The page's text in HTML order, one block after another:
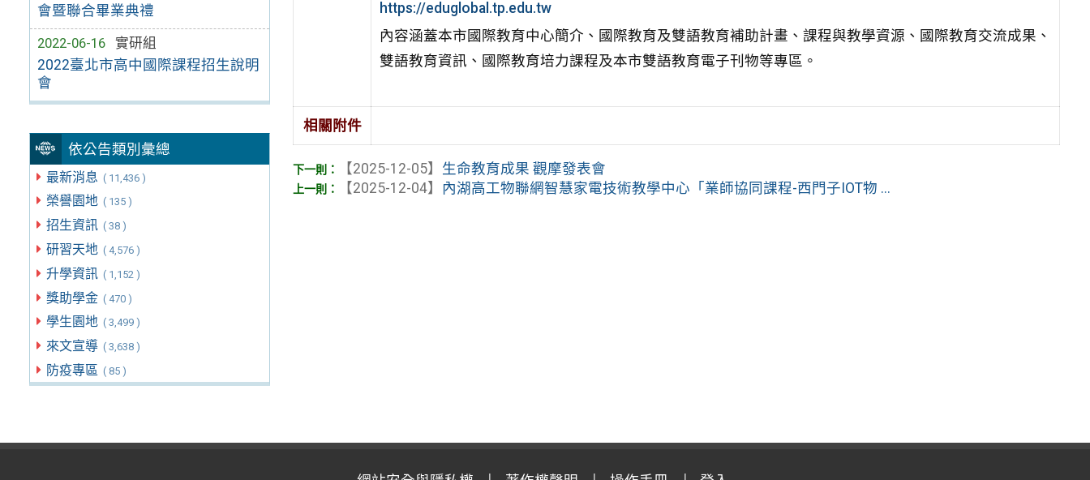
會暨聯合畢業典禮
2022-06-16
實研組
2022臺北市高中國際課程招生說明
會
依公告類別彙總
最新消息 ( 11,436 )
榮譽園地 ( 135 )
招生資訊 ( 38 )
研習天地 ( 4,576 )
升學資訊 ( 1,152 )
獎助學金 ( 470 )
學生園地 ( 3,499 )
來文宣導 ( 3,638 )
防疫專區 ( 85 )
https://eduglobal.tp.edu.tw
內容涵蓋本市國際教育中心簡介、國際教育及雙語教育補助計畫、課程與教學資源、國際教育交流成果、
雙語教育資訊、國際教育培力課程及本市雙語教育電子刊物等專區。
相關附件
【2025-12-05】 生命教育成果 觀摩發表會
【2025-12-04】 內湖高工物聯網智慧家電技術教學中心「業師協同課程-西門子IOT物 ...